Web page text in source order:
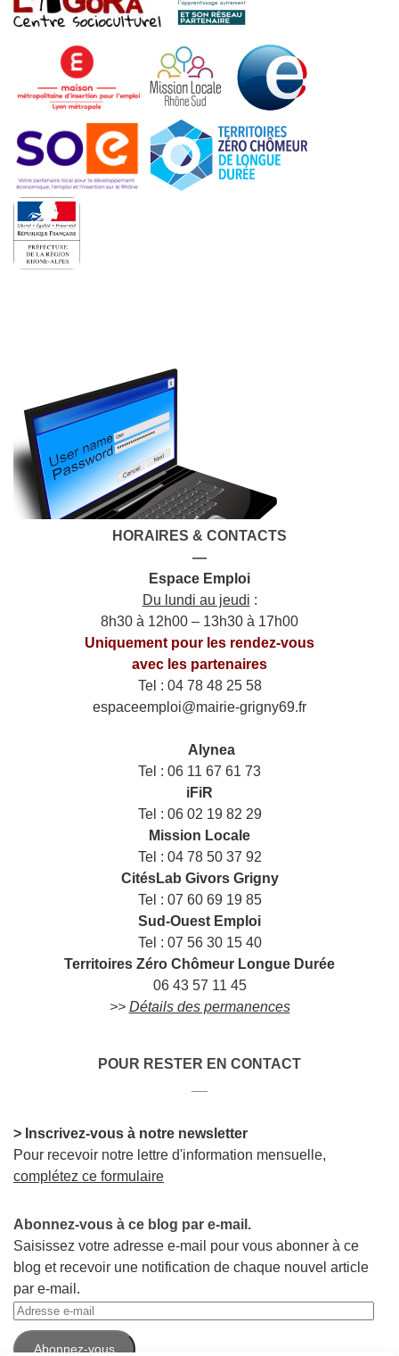
HORAIRES & CONTACTS
—
Espace Emploi
Du lundi au jeudi :
8h30 à 12h00 – 13h30 à 17h00
Uniquement pour les rendez-vous
avec les partenaires
Tel : 04 78 48 25 58
espaceemploi@mairie-grigny69.fr
Alynea
Tel : 06 11 67 61 73
iFiR
Tel : 06 02 19 82 29
Mission Locale
Tel : 04 78 50 37 92
CitésLab Givors Grigny
Tel : 07 60 69 19 85
Sud-Ouest Emploi
Tel : 07 56 30 15 40
Territoires Zéro Chômeur Longue Durée
06 43 57 11 45
>> Détails des permanences
POUR RESTER EN CONTACT
> Inscrivez-vous à notre newsletter
Pour recevoir notre lettre d'information mensuelle,
complétez ce formulaire
Abonnez-vous à ce blog par e-mail.
Saisissez votre adresse e-mail pour vous abonner à ce
blog et recevoir une notification de chaque nouvel article
par e-mail.
Adresse
e-
mailAbonnez-vous